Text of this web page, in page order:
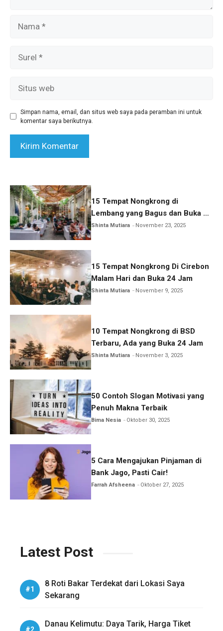
web
Simpan nama, email, dan situs web saya pada peramban ini untuk
komentar saya berikutnya.
15 Tempat Nongkrong di
Lembang yang Bagus dan Buka 24
Jam
Shinta Mutiara November 23, 2025
15 Tempat Nongkrong Di Cirebon
Malam Hari dan Buka 24 Jam
Shinta Mutiara November 9, 2025
10 Tempat Nongkrong di BSD
Terbaru, Ada yang Buka 24 Jam
Shinta Mutiara November 3, 2025
50 Contoh Slogan Motivasi yang
Penuh Makna Terbaik
Bima Nesia Oktober 30, 2025
5 Cara Mengajukan Pinjaman di
Bank Jago, Pasti Cair!
Farrah Afsheena Oktober 27, 2025
Latest Post
8 Roti Bakar Terdekat dari Lokasi Saya
Sekarang
Danau Kelimutu: Daya Tarik, Harga Tiket